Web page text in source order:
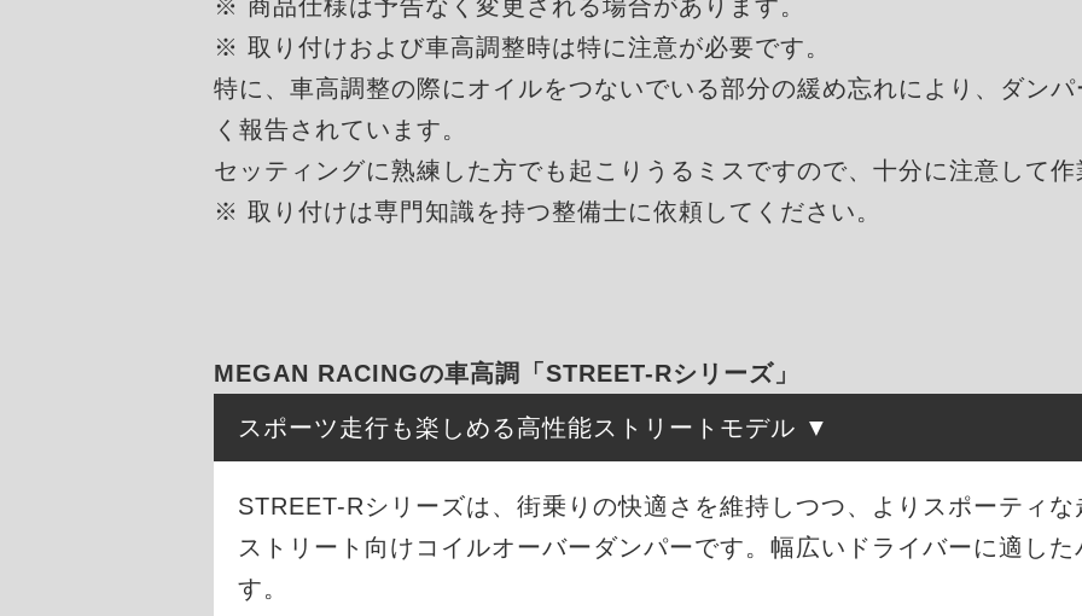
※ 商品仕様は予告なく変更される場合があります。
※ 取り付けおよび車高調整時は特に注意が必要です。
特に、車高調整の際にオイルをつないでいる部分の緩め忘れにより、ダン
く報告されています。
セッティングに熟練した方でも起こりうるミスですので、十分に注意して
※ 取り付けは専門知識を持つ整備士に依頼してください。
MEGAN RACINGの車高調「STREET-Rシリーズ」
スポーツ走行も楽しめる高性能ストリートモデル
STREET-Rシリーズは、街乗りの快適さを維持しつつ、よりスポーティ
ストリート向けコイルオーバーダンパーです。幅広いドライバーに適し
す。